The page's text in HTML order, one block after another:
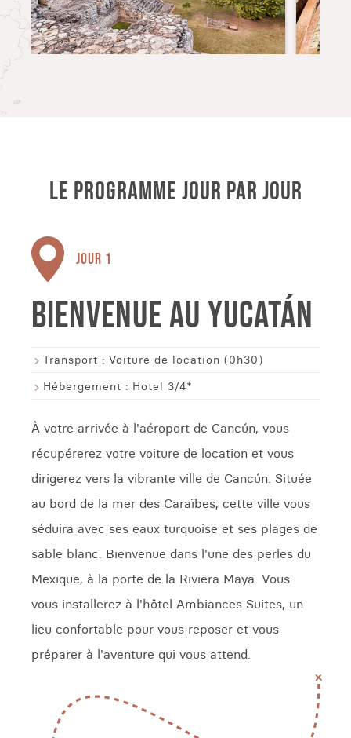
LE PROGRAMME JOUR PAR JOUR
JOUR 1
BIENVENUE AU YUCATÁN
Transport : Voiture de location (0h30)
Hébergement : Hotel 3/4*
À votre arrivée à l'aéroport de Cancún, vous
récupérerez votre voiture de location et vous
dirigerez vers la vibrante ville de Cancún. Située
au bord de la mer des Caraïbes, cette ville vous
séduira avec ses eaux turquoise et ses plages de
sable blanc. Bienvenue dans l'une des perles du
Mexique, à la porte de la Riviera Maya. Vous
vous installerez à l'hôtel Ambiances Suites, un
lieu confortable pour vous reposer et vous
préparer à l'aventure qui vous attend.